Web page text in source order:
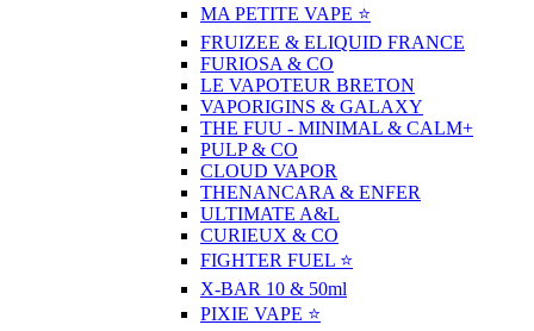
MA PETITE VAPE ⭐️
FRUIZEE & ELIQUID FRANCE
FURIOSA & CO
LE VAPOTEUR BRETON
VAPORIGINS & GALAXY
THE FUU - MINIMAL & CALM+
PULP & CO
CLOUD VAPOR
THENANCARA & ENFER
ULTIMATE A&L
CURIEUX & CO
FIGHTER FUEL ⭐️
X-BAR 10 & 50ml
PIXIE VAPE ⭐️